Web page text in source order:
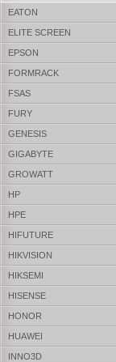
EATON
ELITE SCREEN
EPSON
FORMRACK
FSAS
FURY
GENESIS
GIGABYTE
GROWATT
HP
HPE
HIFUTURE
HIKVISION
HIKSEMI
HISENSE
HONOR
HUAWEI
INNO3D